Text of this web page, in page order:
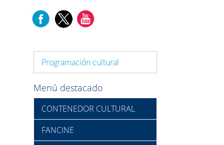
Programación cultural
Menú destacado
CONTENEDOR CULTURAL
FANCINE